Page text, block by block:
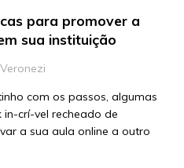
para promover a
sua instituição
com os passos, algumas
in-crí-vel recheado de
a sua aula online a outro